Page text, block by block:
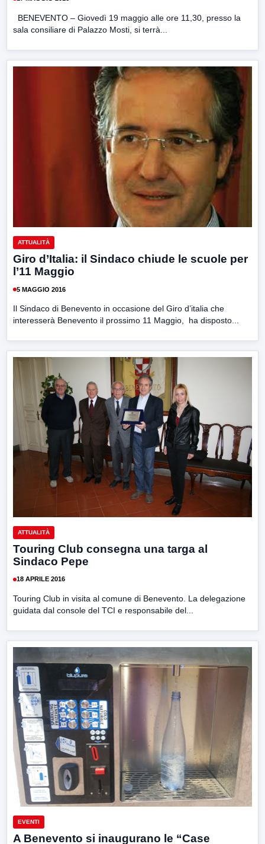
BENEVENTO – Giovedì 19 maggio alle ore 11,30, presso la
sala consiliare di Palazzo Mosti, si terrà...
ATTUALITÀ
Giro d’Italia: il Sindaco chiude le scuole per
l’11 Maggio
5 MAGGIO 2016
Il Sindaco di Benevento in occasione del Giro d’italia che
interesserà Benevento il prossimo 11 Maggio, ha disposto...
ATTUALITÀ
Touring Club consegna una targa al
Sindaco Pepe
18 APRILE 2016
Touring Club in visita al comune di Benevento. La delegazione
guidata dal console del TCI e responsabile del...
EVENTI
A Benevento si inaugurano le “Case